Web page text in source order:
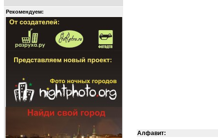
Рекомендуем:
Алфавит: